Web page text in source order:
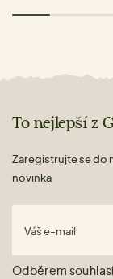
To nejlepší z
Zaregistrujte se do
novinka
Váš e-mail
Odběrem